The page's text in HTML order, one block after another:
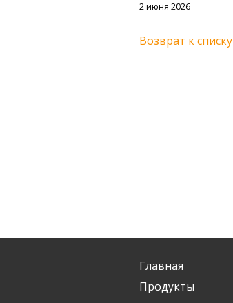
2 июня 2026
Возврат к списку
Главная
Продукты